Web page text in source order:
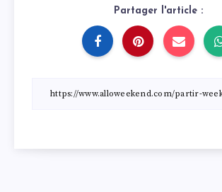
Partager l'article :